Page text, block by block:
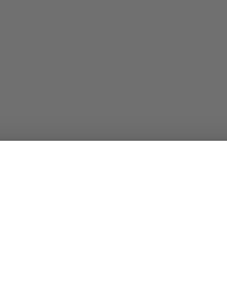
Rippen und
Schlusssteinen
auf.
wurden